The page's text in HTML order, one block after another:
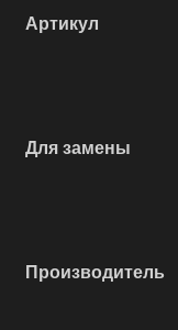
Артикул
Для замены
Производитель